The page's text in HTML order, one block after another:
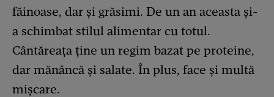
făinoase, dar și grăsimi. De un an aceasta și-
a schimbat stilul alimentar cu totul.
Cântăreața ține un regim bazat pe proteine,
dar mănâncă și salate. În plus, face și multă
mișcare.